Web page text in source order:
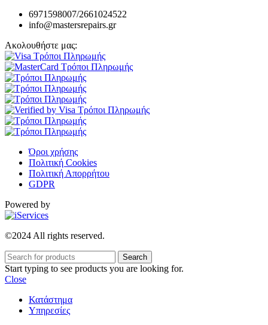
6971598007/2661024522
info@mastersrepairs.gr
Ακολουθήστε μας:
Όροι χρήσης
Πολιτική Cookies
Πολιτική Απορρήτου
GDPR
Powered by
©2024 All rights reserved.
Search
Start typing to see products you are looking for.
Close
Κατάστημα
Υπηρεσίες